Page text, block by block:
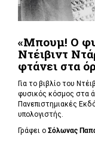
«Μπουμ! Ο
Ντέιβιντ
φτάνει στα
Για το βιβλίο του
φυσικός κόσμος στα
Πανεπιστημιακές
υπολογιστής.
Γράφει ο Σόλωνας